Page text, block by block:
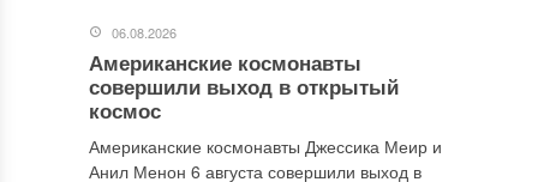
06.08.2026
Американские космонавты
совершили выход в открытый
космос
Американские космонавты Джессика Меир и
Анил Менон 6 августа совершили выход в